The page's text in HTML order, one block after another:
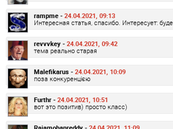
rampme - 24.04.2021, 09:13
Интересная статья, спасибо. Интересует:
revvvkey - 24.04.2021, 09:42
тема реально старая
Malefikarus - 24.04.2021, 10:09
поза конкуренцією
Furthr - 24.04.2021, 10:51
вот это позитив) просто класс)